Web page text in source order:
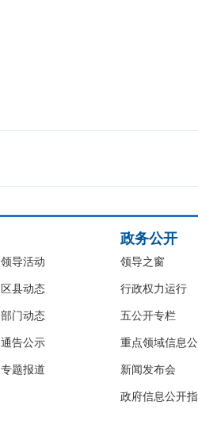
领导活动
区县动态
部门动态
通告公示
专题报道
政务公开
领导之窗
行政权力运行
五公开专栏
重点领域信息
新闻发布会
政府信息公开